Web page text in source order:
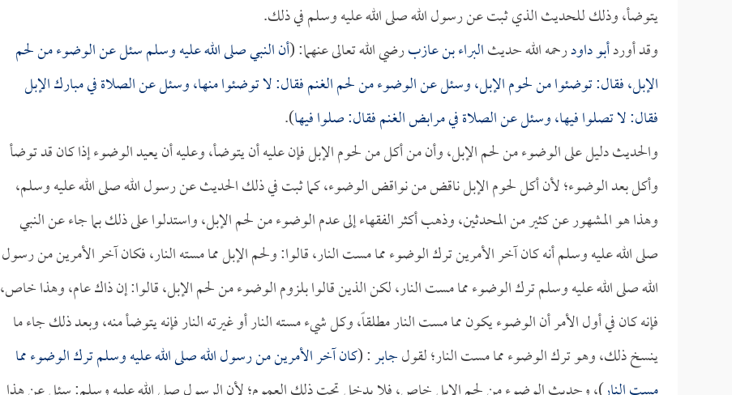
يتوضأ، وذلك للحديث الذي ثبت عن رسول الله صلى الله عليه وسلم في ذلك.
وقد أوردأبو داودرحمه الله حديثالبراء بن عازبرضي الله تعالى عنهما: (أن النبي صلى الله عليه وسلم سئل عن الوضوء من لحم
الإبل، فقال: توضئوا من لحوم الإبل، وسئل عن الوضوء من لحم الغنم فقال: لا توضئوا منها، وسئل عن الصلاة في مبارك الإبل
فقال: لا تصلوا فيها، وسئل عن الصلاة في مرابض الغنم فقال: صلوا فيها).
والحديث دليل على الوضوء من لحم الإبل، وأن من أكل من لحوم الإبل فإن عليه أن يتوضأ، وعليه أن يعيد الوضوء إذا كان قد توضأ
وأكل بعد الوضوء؛ لأن أكل لحوم الإبل ناقض من نواقض الوضوء، كما ثبت في ذلك الحديث عن رسول الله صلى الله عليه وسلم،
وهذا هو المشهور عن كثير من المحدثين، وذهب أكثر الفقهاء إلى عدم الوضوء من لحم الإبل، واستدلوا على ذلك بما جاء عن النبي
صلى الله عليه وسلم أنه كان آخر الأمرين ترك الوضوء مما مست النار، قالوا: ولحم الإبل مما مسته النار، فكان آخر الأمرين من رسول
الله صلى الله عليه وسلم ترك الوضوء مما مست النار، لكن الذين قالوا بلزوم الوضوء من لحم الإبل، قالوا: إن ذاك عام، وهذا خاص،
فإنه كان في أول الأمر أن الوضوء يكون مما مست النار مطلقاً، وكل شيء مسته النار أو غيرته النار فإنه يتوضأ منه، وبعد ذلك جاء ما
ينسخ ذلك، وهو ترك الوضوء مما مست النار؛ لقولجابر: (كان آخر الأمرين من رسول الله صلى الله عليه وسلم ترك الوضوء مما